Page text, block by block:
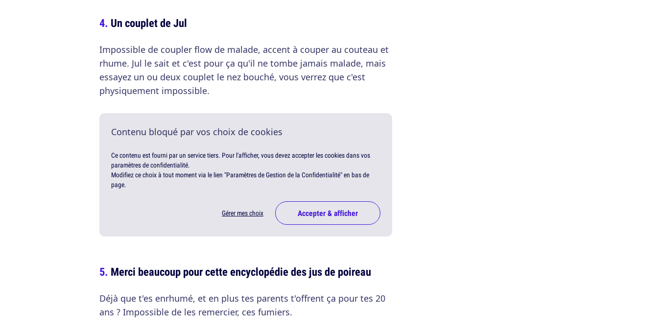
Un couplet de Jul
Impossible de coupler flow de malade, accent à couper au couteau et
rhume. Jul le sait et c'est pour ça qu'il ne tombe jamais malade, mais
essayez un ou deux couplet le nez bouché, vous verrez que c'est
physiquement impossible.
Contenu bloqué par vos choix de cookies
Ce contenu est fourni par un service tiers. Pour l'afficher, vous devez accepter les cookies dans vos
paramètres de confidentialité.
Modifiez ce choix à tout moment via le lien "Paramètres de Gestion de la Confidentialité" en bas de
page.
Gérer mes choix Accepter & afficher
Merci beaucoup pour cette encyclopédie des jus de poireau
Déjà que t'es enrhumé, et en plus tes parents t'offrent ça pour tes 20
ans ? Impossible de les remercier, ces fumiers.